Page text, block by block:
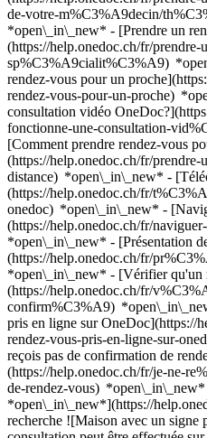
de-votre-m%C3%A9decin/
*open\_in\_new* - [Prendre un
(https://help.onedoc.ch/fr/prendre-
sp%C3%A9cialit%C3%A9)
rendez-vous pour un
rendez-vous-pour-un-proche)
consultation vidéo
fonctionne-une-consultation-
[Comment prendre rendez-vous
(https://help.onedoc.ch/fr/
distance) *open\_in\_new* -
(https://help.onedoc.ch/fr/
onedoc) *open\_in\_new* -
(https://help.onedoc.ch/fr/
*open\_in\_new* - [Présentation
(https://help.onedoc.ch/fr/
*open\_in\_new* - [Vérifier qu'un rendez-vous est confirmé](https://help.onedoc.ch/fr/v%C3%A9rifier-quun-rendez-vous-est-confirm%C3%A9) *open\_in\_new* - [Annuler un rendez-vous pris en ligne sur OneDoc](https://help.onedoc.ch/fr/annuler-un-rendez-vous-pris-en-ligne-sur-onedoc) *open\_in\_new* - [Je ne reçois pas de confirmation de rendez-vous](https://help.onedoc.ch/fr/je-ne-re%C3%A7ois-pas-de-confirmation-de-rendez-vous) *open\_in\_new* [Voir tous nos articles *open\_in\_new*](https://help.onedoc.ch/fr/) close ## Modifier votre recherche ![Maison avec un signe plus annonçant qu’une consultation peut être effectuée sur place](https://www.onedoc.ch/assets/images/icons/on-site.svg) Sur place ![Caméra avec un symbole lecture annonçant qu’une consultation peut être effectuée à distance en vidéo](https://www.onedoc.ch/assets/images/icons/remote.svg) À distance Rechercher #### Spécialités #### Praticiens #### Établissements edit Spécialiste en médecine esthétique à Lausanne tune Filtrer par Nouveaux patients*keyboard\_arrow\_down* - Acceptés*check\_circle* Langue parlée*keyboard\_arrow\_down* - Allemand*check\_circle* - Anglais*check\_circle* - Arabe*check\_circle* - Arménien*check\_circle* - Espagnol*check\_circle* - Français*check\_circle* - Grec*check\_circle* - Hongrois*check\_circle* - Italien*check\_circle* - Persan*check\_circle* - Portugais*check\_circle* - Roumain*check\_circle* Sexe*keyboard\_arrow\_down* - Femme*check\_circle* - Homme*check\_circle* Réseau*keyboard\_arrow\_down* - Réseau Delta*check\_circle* Disponibilité*keyboard\_arrow\_down* - Disponible aujourdhui*check\_circle* - Dans les 3 prochains jours*check\_circle* - Dans les 7 prochains jours*check\_circle* - Dans les 14 prochains jours*check\_circle* # Spécialiste en médecine esthétique à Lausanne: prenez rendez-vous en ligne aujourd'hui ## 23 résultats à Lausanne [![Dr. Laurent Berger, dermatologue à Lausanne](https://assets.onedoc.ch/images/users/cdaa3f80e1705f7d0286258d4d0e31496cf2d3ab90551ec8318d0e0afd459857-small.jpg "Dr. Laurent Berger, dermatologue à Lausanne")](https://www.onedoc.ch/fr/dermatologue/lausanne/pcw0f/dr-laurent-berger) ### [Dr. Laurent Berger](https://www.onedoc.ch/fr/dermatologue/lausanne/pcw0f/dr-laurent-berger) ![Badge indiquant un profil vérifié](https://www.onedoc.ch/assets/images/icons/checkmark.svg) [Dermatologue](https://www.onedoc.ch/fr/dermatologue/lausanne), Spécialiste en médecine esthétique [AMIIA Clinique](https://www.onedoc.ch/fr/cabinet-medical/lausanne/e787/amiia-clinique) Rue Centrale 19 1003 Lausanne ![Icône patient avec un signe plus annonçant que le professionnel accepte de nouveaux patients](https://www.onedoc.ch/assets/images/icons/new-patients.svg)Accepte les nouveaux patients [Réserver un RDV](https://www.onedoc.ch/fr/dermatologue/lausanne/pcw0f/dr-laurent-berger) *chevron\_left* lun. 03 août *chevron\_right* Voir plus de rendez-vous *error\_outline* Une erreur s'est produite lors du chargement des disponibilités [Réessayer](https://www.onedoc.ch) [![Dr. Michele Zanzi, chirurgien plasticien et esthétique à Lausanne](https://assets.onedoc.ch/images/users/462bacc33c2d3792e9b359b35fdcd4769303bbbe3c3655b982b53a4798f702d6-small.png "Dr. Michele Zanzi, chirurgien plasticien et esthétique à Lausanne")](https://www.onedoc.ch/fr/chirurgien-plasticien-et-esthetique/lausanne/pcyhe/dr-michele-zanzi) ### [Dr. Michele Zanzi](https://www.onedoc.ch/fr/chirurgien-plasticien-et-esthetique/lausanne/pcyhe/dr-michele-zanzi) ![Badge indiquant un profil vérifié](https://www.onedoc.ch/assets/images/icons/checkmark.svg) [Chirurgien plasticien et esthétique](https://www.onedoc.ch/fr/chirurgien-plasticien-et-esthetique/lausanne), Spécialiste en médecine esthétique [Zanzi Clinic](https://